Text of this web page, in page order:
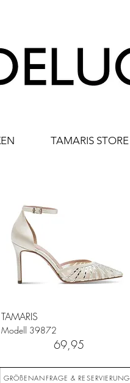
TAMARIS STORE
TAMARIS
39872
Modell
69,95
GRÖßENANFRAGE & RESERVIERUNG